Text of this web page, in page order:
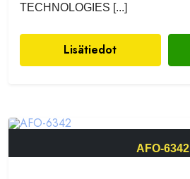
TECHNOLOGIES [...]
Lisätiedot
AFO-6342